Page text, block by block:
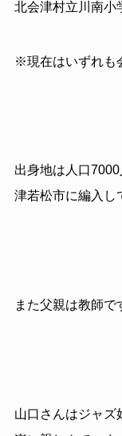
北会津村立川南小
※現在はいずれも
出身地は人口
津若松市に編入し
また父親は教師で
山口さんはジャズ